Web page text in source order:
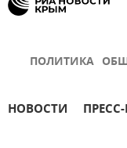
ПОЛИТИКА
НОВОСТИ